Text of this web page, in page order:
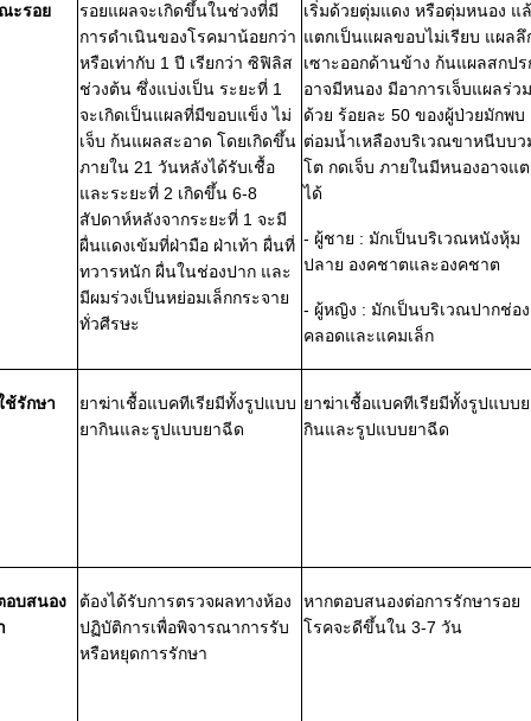
ะรอย
รอยแผลจะเกิดขึ้นในช่วงที่มี
การดำเนินของโรคมาน้อยกว่า
หรือเท่ากับ 1 ปี เรียกว่า ซิฟิลิส
ช่วงต้น ซึ่งแบ่งเป็น ระยะที่ 1
จะเกิดเป็นแผลที่มีขอบแข็ง ไม่
เจ็บ ก้นแผลสะอาด โดยเกิดขึ้น
ภายใน 21 วันหลังได้รับเชื้อ
และระยะที่ 2 เกิดขึ้น 6-8
สัปดาห์หลังจากระยะที่ 1 จะมี
ผื่นแดงเข้มที่ฝ่ามือ ฝ่าเท้า ผื่นที่
ทวารหนัก ผื่นในช่องปาก และ
มีผมร่วงเป็นหย่อมเล็กกระจาย
ทั่วศีรษะ
เริ่มด้วยตุ่มแดง หรือตุ่มหนอง แ
แตกเป็นแผลขอบไม่เรียบ แผลลึ
เซาะออกด้านข้าง ก้นแผลสกปร
อาจมีหนอง มีอาการเจ็บแผลร่วม
ด้วย ร้อยละ 50 ของผู้ป่วยมักพบ
ต่อมน้ำเหลืองบริเวณขาหนีบบว
โต กดเจ็บ ภายในมีหนองอาจแ
ได้
- ผู้ชาย : มักเป็นบริเวณหนังหุ้ม
ปลาย องคชาตและองคชาต
- ผู้หญิง : มักเป็นบริเวณปากช่อง
คลอดและแคมเล็ก
ช้รักษา
ยาฆ่าเชื้อแบคทีเรียมีทั้งรูปแบบ
ยากินและรูปแบบยาฉีด
ยาฆ่าเชื้อแบคทีเรียมีทั้งรูปแบบ
กินและรูปแบบยาฉีด
อบสนอง
ต้องได้รับการตรวจผลทางห้อง
ปฏิบัติการเพื่อพิจารณาการรับ
หรือหยุดการรักษา
หากตอบสนองต่อการรักษารอย
โรคจะดีขึ้นใน 3-7 วัน